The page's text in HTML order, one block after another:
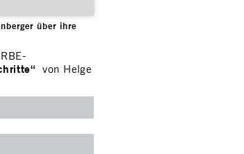
über ihre
von Helge